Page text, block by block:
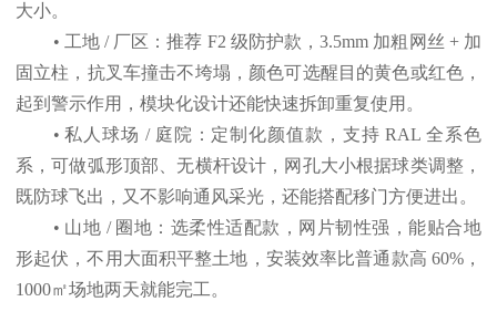
大小。
• 工地 / 厂区：推荐 F2 级防护款，3.5mm 加粗网丝 + 加
固立柱，抗叉车撞击不垮塌，颜色可选醒目的黄色或红色，
起到警示作用，模块化设计还能快速拆卸重复使用。
• 私人球场 / 庭院：定制化颜值款，支持 RAL 全系色
系，可做弧形顶部、无横杆设计，网孔大小根据球类调整，
既防球飞出，又不影响通风采光，还能搭配移门方便进出。
• 山地 / 圈地：选柔性适配款，网片韧性强，能贴合地
形起伏，不用大面积平整土地，安装效率比普通款高 60%，
1000㎡场地两天就能完工。